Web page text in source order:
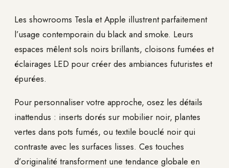
Les showrooms Tesla et Apple illustrent parfaitement
l’usage contemporain du black and smoke. Leurs
espaces mêlent sols noirs brillants, cloisons fumées et
éclairages LED pour créer des ambiances futuristes et
épurées.
Pour personnaliser votre approche, osez les détails
inattendus : inserts dorés sur mobilier noir, plantes
vertes dans pots fumés, ou textile bouclé noir qui
contraste avec les surfaces lisses. Ces touches
d’originalité transforment une tendance globale en